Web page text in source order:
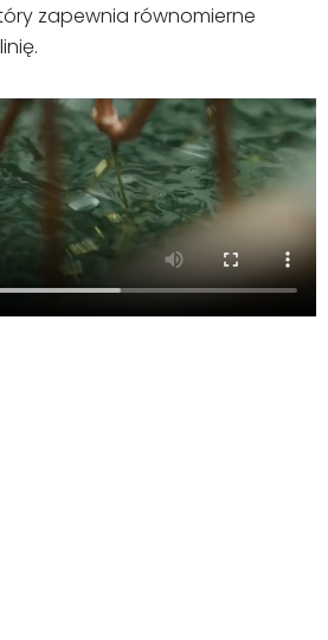
zapewnia równomierne